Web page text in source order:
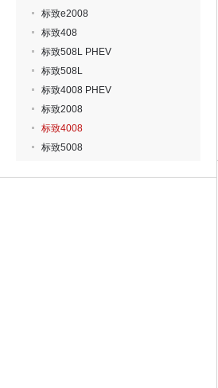
标致e2008
标致408
标致508L PHEV
标致508L
标致4008 PHEV
标致2008
标致4008
标致5008